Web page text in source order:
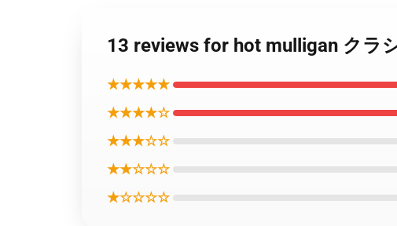
13 reviews for hot mulligan クラ
★★★★★
★★★★☆
★★★☆☆
★★☆☆☆
★☆☆☆☆